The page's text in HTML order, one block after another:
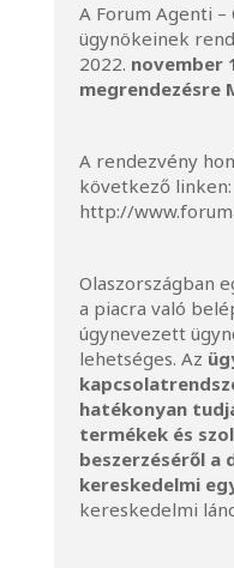
A Forum Agenti –
ügynökeinek
2022. november
megrendezésre
A rendezvény
következő linken:
http://
Olaszországban
a piacra való
úgynevezett
lehetséges. Az
hatékonyan
termékek és
beszerzéséről
kereskedelmi
kereskedelmi